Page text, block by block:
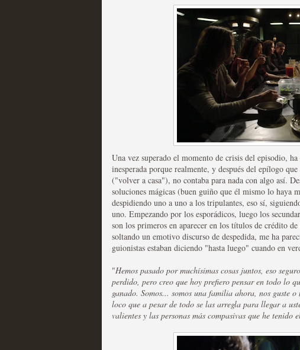
Taboo es otra miniserie
Recomendación de la semana
Las temporadas de pilotos de
MOLTISANTI
Recomendación de la semana
Una vez superado el momento de crisis del episodio,
inesperada porque realmente, y después del epílogo
("volver a casa"), no contaba para nada con algo así.
soluciones mágicas (buen guiño que él mismo lo haya
despidiendo uno a uno a los tripulantes, eso sí,
uno. Empezando por los esporádicos, luego los
son los primeros en aparecer en los títulos de crédito
soltando un emotivo discurso de despedida, me ha
guionistas estaban diciendo "hasta luego" cuando en
"Hemos pasado por muchísimas cosas juntos, eso
perdido, pero creo que hoy prefiero pensar en todo lo
ganado. Somos... somos una familia ahora, nos guste
loco que a pesar de todo se las arregla para llegar a
valientes y las personas más compasivas que he